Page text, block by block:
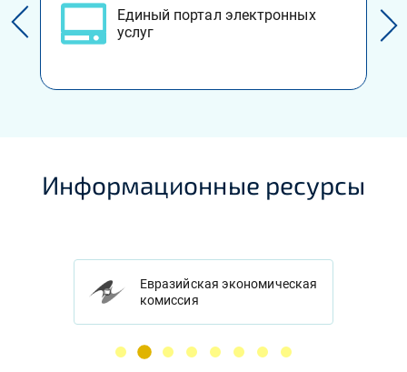
Единый портал электронных
услуг
Информационные ресурсы
Евразийская экономическая
комиссия